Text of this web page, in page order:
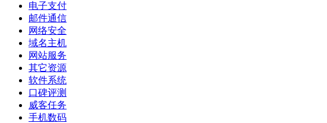
电子支付
邮件通信
网络安全
域名主机
网站服务
其它资源
软件系统
口碑评测
威客任务
手机数码